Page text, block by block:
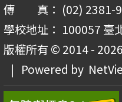
傳 真： (02) 2381-
學校地址： 100057 臺
版權所有 © 2014 - 2026
| Powered by